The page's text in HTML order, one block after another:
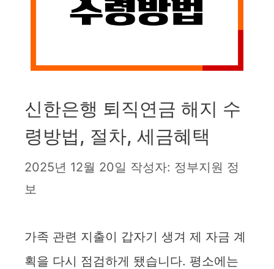
신한은행 퇴직연금 해지 수
령방법, 절차, 세금혜택
2025년 12월 20일 작성자: 정부지원 정
보
가족 관련 지출이 갑자기 생겨 제 자금 계
획을 다시 점검하게 됐습니다. 평소에는